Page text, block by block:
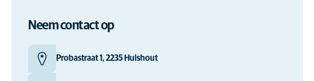
Neem contact op
Probastraat 1, 2235 Hulshout